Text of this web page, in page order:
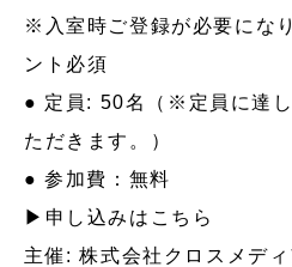
※入室時ご登録が必要にな
ント必須
● 定員: 50名（※定員に達
ただきます。）
● 参加費：無料
▶︎申し込みはこちら
主催: 株式会社クロスメデ